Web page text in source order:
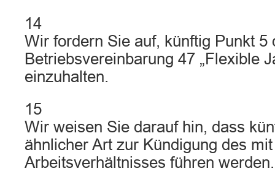
14
Wir fordern Sie auf, künftig Punkt 5
Betriebsvereinbarung 47 „Flexible
einzuhalten.
15
Wir weisen Sie darauf hin, dass
ähnlicher Art zur Kündigung des
Arbeitsverhältnisses führen